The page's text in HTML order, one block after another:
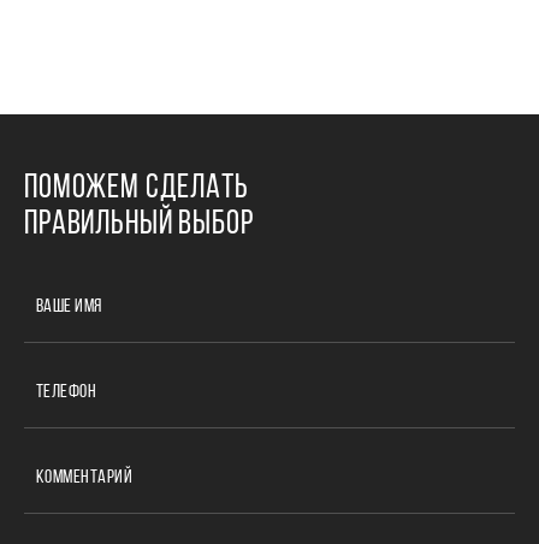
ПОМОЖЕМ СДЕЛАТЬ
ПРАВИЛЬНЫЙ ВЫБОР
ВАШЕ ИМЯ
ТЕЛЕФОН
КОММЕНТАРИЙ